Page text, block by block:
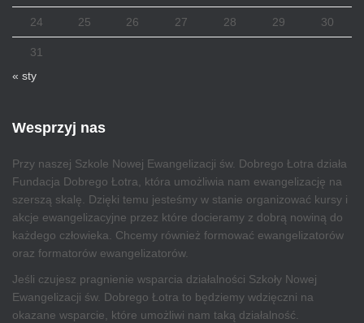
24 25 26 27 28 29 30
31
« sty
Wesprzyj nas
Przy naszej Szkole Nowej Ewangelizacji św. Dobrego Łotra działa
Fundacja Dobrego Łotra, która umożliwia nam ewangelizację na
szerszą skalę. Dzięki temu jesteśmy w stanie organizować kursy i
akcje ewangelizacyjne przez które docieramy z dobrą nowiną do
każdego człowieka. Chcemy również formować ewangelizatorów
oraz formatorów ewangelizatorów.
Jeśli czujesz pragnienie wsparcia działalności Szkoły Nowej
Ewangelizacji św. Dobrego Łotra to będziemy wdzięczni na
okazane wsparcie, które umożliwi nam taką działalność.